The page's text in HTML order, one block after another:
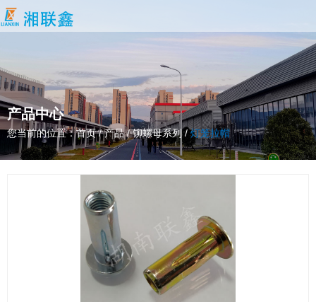
产品中心
您当前的位置：首页/产品 /铆螺母系列 /灯笼拉帽